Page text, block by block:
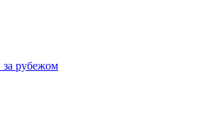
за рубежом